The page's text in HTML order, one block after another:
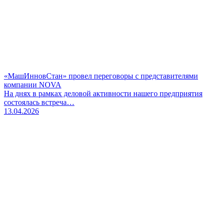
«МашИнновСтан» провел переговоры с представителями
компании NOVA
На днях в рамках деловой активности нашего предприятия
состоялась встреча…
13.04.2026